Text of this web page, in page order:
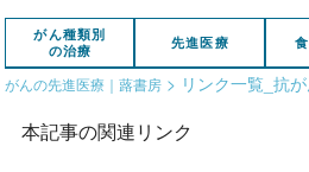
がん種類別
の治療
先進医療
がんの先進医療｜蕗書房 > リンク一覧_抗
本記事の関連リンク